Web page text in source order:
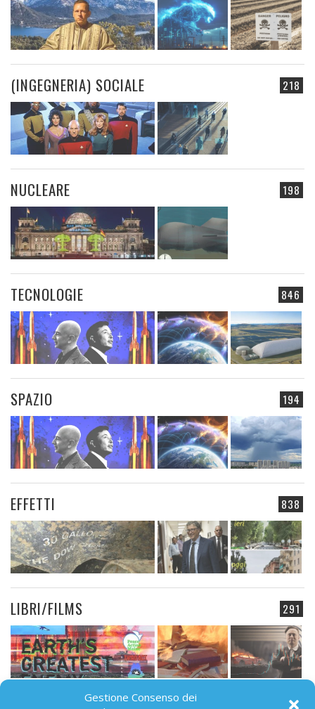
Gestione Consenso dei
218
(INGEGNERIA) SOCIALE
198
NUCLEARE
846
TECNOLOGIE
194
SPAZIO
838
EFFETTI
291
LIBRI/FILMS